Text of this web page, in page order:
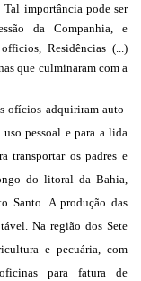
importância pode ser
da Companhia, e
Residências (...)
que culminaram com a
ofícios adquiriram auto-
pessoal e para a lida
transportar os padres e
do litoral da Bahia,
Santo. A produção das
Na região dos Sete
e pecuária, com
para fatura de